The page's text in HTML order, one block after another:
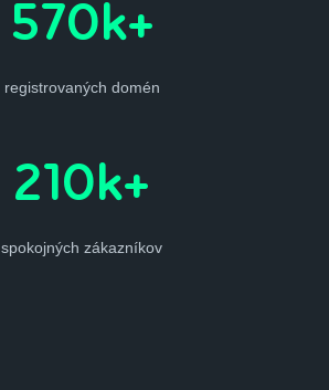
570k+
registrovaných domén
210k+
spokojných zákazníkov